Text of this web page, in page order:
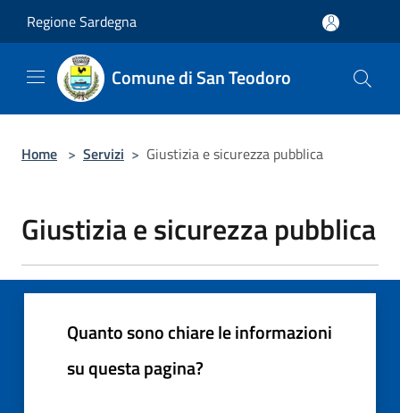
Regione Sardegna
Comune di San Teodoro
Home > Servizi > Giustizia e sicurezza pubblica
Giustizia e sicurezza pubblica
Quanto sono chiare le informazioni
su questa pagina?